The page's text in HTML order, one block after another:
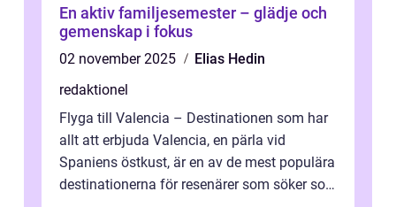
En aktiv familjesemester – glädje och
gemenskap i fokus
02 november 2025
Elias Hedin
redaktionel
Flyga till Valencia – Destinationen som har
allt att erbjuda Valencia, en pärla vid
Spaniens östkust, är en av de mest populära
destinationerna för resenärer som söker sol,